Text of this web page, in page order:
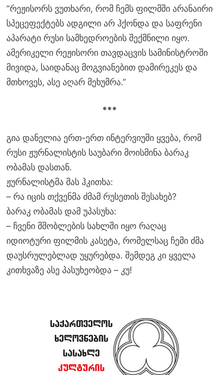
“რეჟისორს ვუთხარი, რომ ჩემს ფილმში არანაირი
სპეცეფექტებს ადგილი არ ჰქონდა და საფრენი
აპარატი რუსი სამხედროების შექმნილი იყო.
ამერიკელი რეჟისორი თავდაცვის სამინისტროში
მივიდა, საიდანაც მოგვიანებით დამირეკეს და
მთხოვეს, ასე აღარ მეხუმრა.”
***
გია დანელია ერთ-ერთ ინტერვიუში ყვება, რომ
რუსი ჟურნალისტის საუბარი მოისმინა ბარაკ
ობამას დასთან.
ჟურნალისტმა მას ჰკითხა:
– რა იცის თქვენმა ძმამ რუსეთის შესახებ?
ბარაკ ობამას დამ უპასუხა:
– ჩვენი მშობლების სახლში იყო რაღაც
იდიოტური ფილმის კასეტა, რომელსაც ჩემი ძმა
დაუსრულებლად უყურებდა. შემდეგ კი ყველა
კითხვაზე ასე პასუხეობდა – კუ!